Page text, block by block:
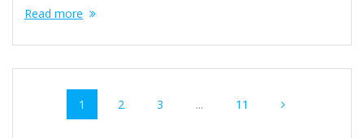
Read more
Posts
navigation
Page
1 Page
2 Page
3 ... Page
11